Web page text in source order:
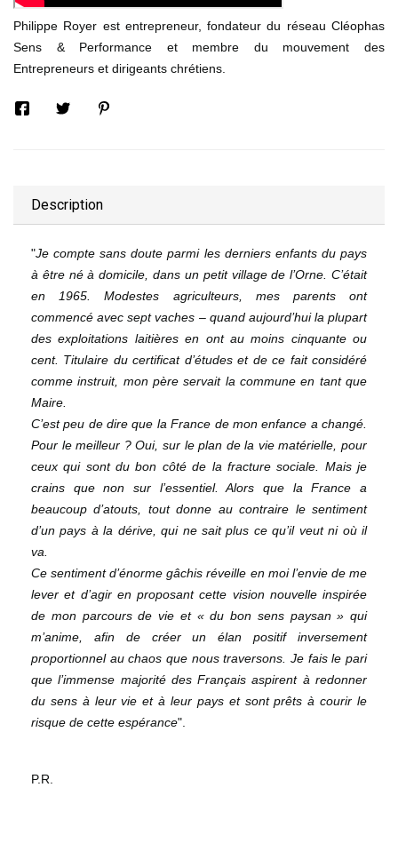
Philippe Royer est entrepreneur, fondateur du réseau Cléophas
Sens & Performance et membre du mouvement des
Entrepreneurs et dirigeants chrétiens.
Description
"Je compte sans doute parmi les derniers enfants du pays
à être né à domicile,dans un petit village de l’Orne. C’était
en 1965. Modestes agriculteurs, mes parents ont
commencé avec sept vaches – quand aujourd’hui la plupart
des exploitations laitières en ont au moins cinquante ou
cent. Titulaire du certificat d’études et de ce fait considéré
comme instruit, mon père servait la commune en tant que
Maire.
C’est peu de dire que la France de mon enfance a changé.
Pour le meilleur ? Oui, sur le plan de la vie matérielle, pour
ceux qui sont du bon côté de la fracture sociale. Mais je
crains que non sur l’essentiel. Alors que la France a
beaucoup d’atouts, tout donne au contraire le sentiment
d’un pays à la dérive, qui ne sait plus ce qu’il veut ni où il
va.
Ce sentiment d’énorme gâchis réveille en moi l’envie de me
lever et d’agir en proposant cette vision nouvelle inspirée
de mon parcours de vie et « du bon sens paysan » qui
m’anime, afin de créer un élan positif inversement
proportionnel au chaos que nous traversons. Je fais le pari
que l’immense majorité des Français aspirent à redonner
du sens à leur vie et à leur pays et sont prêts à courir le
risque de cette espérance".
P.R.